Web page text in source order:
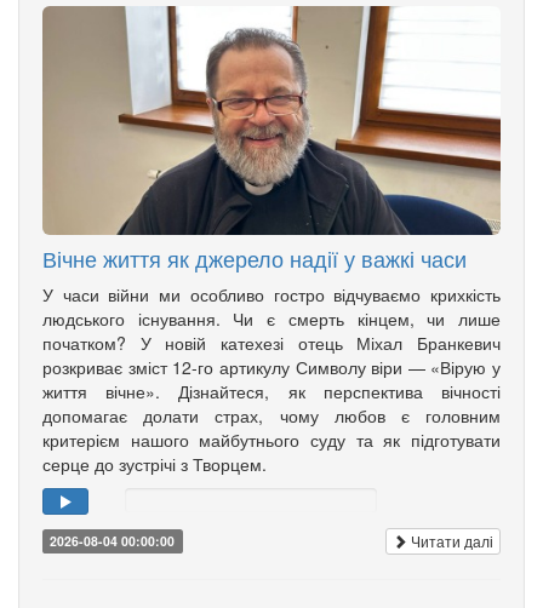
Вічне життя як джерело надії у важкі часи
У часи війни ми особливо гостро відчуваємо крихкість
людського існування. Чи є смерть кінцем, чи лише
початком? У новій катехезі отець Міхал Бранкевич
розкриває зміст 12-го артикулу Символу віри — «Вірую у
життя вічне». Дізнайтеся, як перспектива вічності
допомагає долати страх, чому любов є головним
критерієм нашого майбутнього суду та як підготувати
серце до зустрічі з Творцем.
2026-08-04 00:00:00 Читати далі